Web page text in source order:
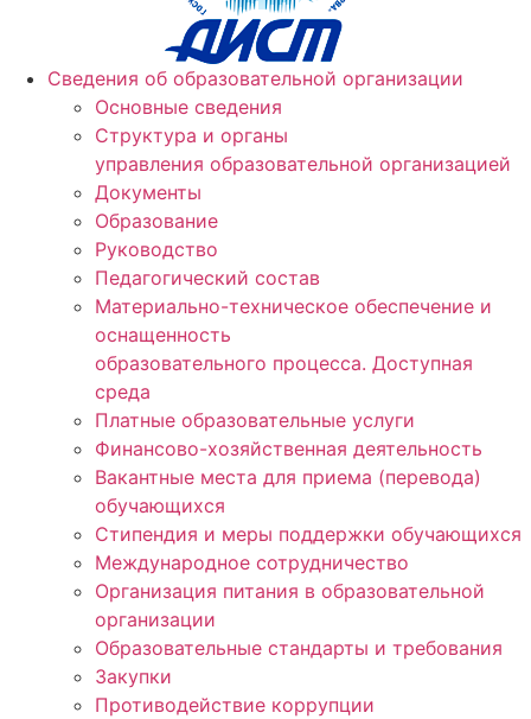
Сведения об образовательной организации
Основные сведения
Структура и органы
управления образовательной организацией
Документы
Образование
Руководство
Педагогический состав
Материально-техническое обеспечение и
оснащенность
образовательного процесса. Доступная
среда
Платные образовательные услуги
Финансово-хозяйственная деятельность
Вакантные места для приема (перевода)
обучающихся
Стипендия и меры поддержки обучающихся
Международное сотрудничество
Организация питания в образовательной
организации
Образовательные стандарты и требования
Закупки
Противодействие коррупции